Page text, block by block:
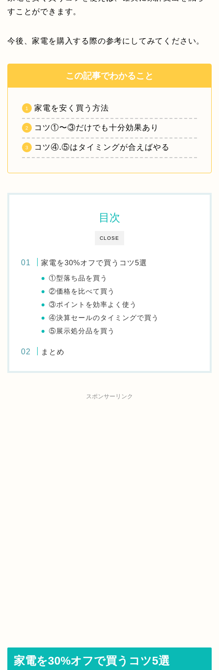
すことができます。
今後、家電を購入する際の参考にしてみてください。
この記事でわかること
家電を安く買う方法
コツ①〜③だけでも十分効果あり
コツ④.⑤はタイミングが合えばやる
CLOSE
目次
家電を30%オフで買うコツ5選
①型落ち品を買う
②価格を比べて買う
③ポイントを効率よく使う
④決算セールのタイミングで買う
⑤展示処分品を買う
まとめ
スポンサーリンク
家電を30%オフで買うコツ5選